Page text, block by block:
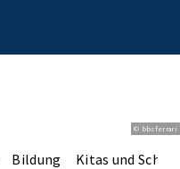
© bbsferrari
Bildung Kitas und